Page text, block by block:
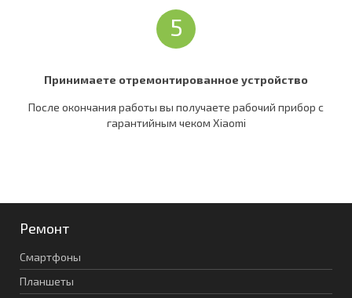
5
Принимаете отремонтированное устройство
После окончания работы вы получаете рабочий прибор c
гарантийным чеком Xiaomi
Ремонт
Смартфоны
Планшеты